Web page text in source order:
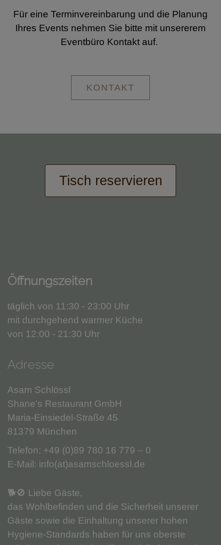
Für eine Terminvereinbarung und die Planung
Ihres Events nehmen Sie bitte mit unsererem
Eventbüro Kontakt auf.
KONTAKT
Tisch reservieren
Öffnungszeiten
täglich von 11:30 - 23:00 Uhr
mit durchgehend warmer Küche
von 12:00 - 21:30 Uhr
Adresse
Asam Schlössl
Shane’s Restaurant GmbH
Maria-Einsiedel-Straße 45
81379 München
Telefon: +49 (0)89 780 16 779 – 0
E-Mail: info(at)asamschloessl.de
🐕🚫 Liebe Gäste,
das Wohlbefinden und die Sicherheit unserer
Gäste sowie die Einhaltung unserer hohen
Hygiene-Standards haben für uns oberste